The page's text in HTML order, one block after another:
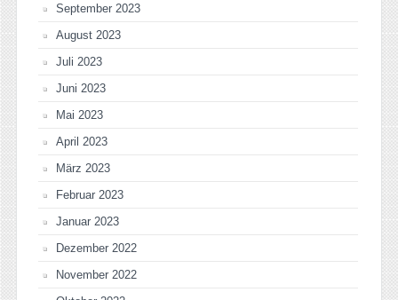
September 2023
August 2023
Juli 2023
Juni 2023
Mai 2023
April 2023
März 2023
Februar 2023
Januar 2023
Dezember 2022
November 2022